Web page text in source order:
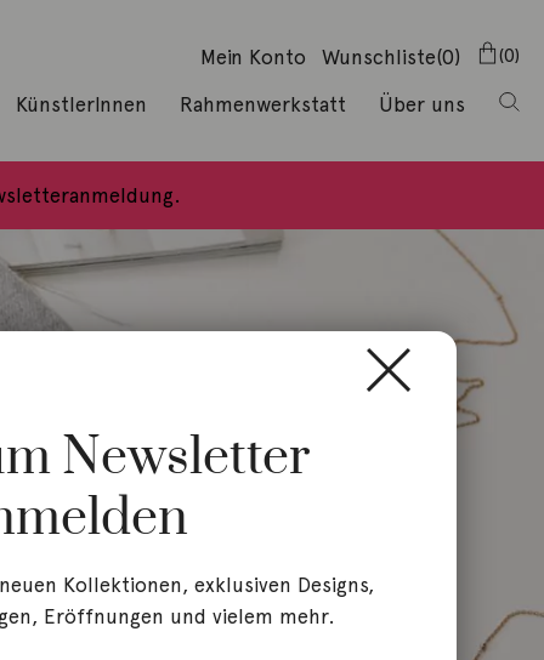
Mein Konto (0)
Wunschliste 0
KünstlerInnen Rahmenwerkstatt Über uns
Newsletter
Kollektionen, exklusiven Designs,
Eröffnungen und vielem mehr.